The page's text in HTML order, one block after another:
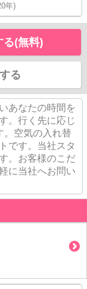
年)
る(無料)
る
あなたの時間を
。行く先に応じ
。空気の入れ替
です。当社スタ
。お客様のこだ
に当社へお問い